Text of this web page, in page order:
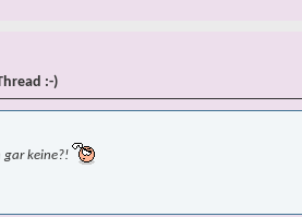
:-)
gar keine?!